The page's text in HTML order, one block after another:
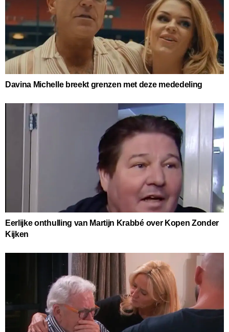
Davina Michelle breekt grenzen met deze mededeling
Eerlijke onthulling van Martijn Krabbé over Kopen Zonder
Kijken